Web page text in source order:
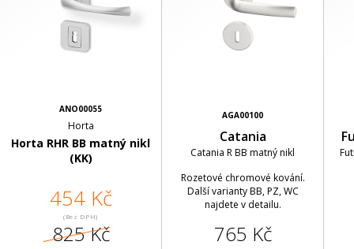
ANO00055
Horta
Horta RHR BB matný nikl
(KK)
454 Kč
(Bez DPH)
825 Kč
AGA00100
Catania
Catania R BB matný nikl
Rozetové chromové kování.
Další varianty BB, PZ, WC
najdete v detailu.
765 Kč